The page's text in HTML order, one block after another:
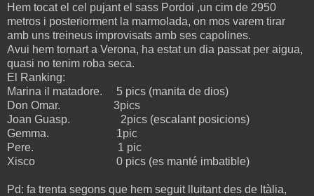
Hem tocat el cel pujant el sass Pordoi ,un cim de 2950
metros i posteriorment la marmolada, on mos varem tirar
amb uns treineus improvisats amb ses capolines.
Avui hem tornart a Verona, ha estat un dia passat per aigua,
quasi no tenim roba seca.
El Ranking:
Marina il matadore. 5 pics (manita de dios)
Don Omar. 3pics
Joan Guasp. 2pics (escalant posicions)
Gemma. 1pic
Pere. 1 pic
Xisco 0 pics (es manté imbatible)
Pd: fa trenta segons que hem seguit lluitant des de Itàlia,